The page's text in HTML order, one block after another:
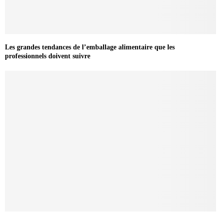
Les grandes tendances de l’emballage alimentaire que les
professionnels doivent suivre